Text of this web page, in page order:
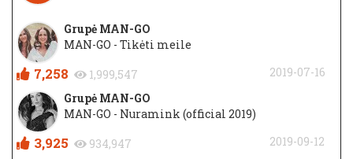
Grupė MAN-GO
MAN-GO - Tikėti meile
7,258 1,999,547
2019-07-16
Grupė MAN-GO
MAN-GO - Nuramink (official 2019)
3,925 934,947
2019-09-12